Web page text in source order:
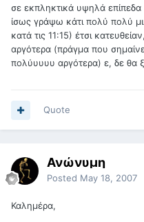
σε εκπληκτικά υψηλά
ίσως γράψω κάτι πολύ πολύ
κατά τις 11:15) έτσι
αργότερα (πράγμα που
πολύυυυυ αργότερα) ε, δε θα
Quote
Ανώνυμη
Posted May 18, 2007
Καλημέρα,